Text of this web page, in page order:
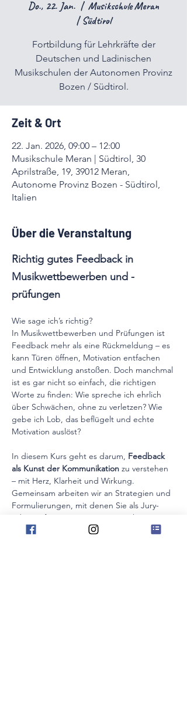
Do., 22. Jan.
  |
Musikschule Meran
| Südtirol
Fortbildung für Lehrkräfte der
Deutschen und Ladinischen
Musikschulen der Autonomen Provinz
Bozen / Südtirol.
Zeit & Ort
22. Jan. 2026, 09:00 – 12:00
Musikschule Meran | Südtirol, 30
Aprilstraße, 19, 39012 Meran,
Autonome Provinz Bozen - Südtirol,
Italien
Über die Veranstaltung
Richtig gutes Feedback in
Musikwettbewerben und -
prüfungen
Wie sage ich’s richtig?
In Musikwettbewerben und Prüfungen ist
Feedback mehr als eine Rückmeldung – es
kann Türen öffnen, Motivation entfachen
und Entwicklung anstoßen. Doch manchmal
ist es gar nicht so einfach, die richtigen
Worte zu finden: Wie spreche ich ehrlich
über Schwächen, ohne zu verletzen? Wie
gebe ich Lob, das beflügelt und echte
Motivation auslöst?
In diesem Kurs geht es darum, Feedback
als Kunst der Kommunikation zu verstehen
– mit Herz, Klarheit und Wirkung.
Gemeinsam arbeiten wir an Strategien und
Formulierungen, mit denen Sie als Jury-
oder Prüfungsperson junge Musikerinnen
und Musiker stärken. Wir reflektieren